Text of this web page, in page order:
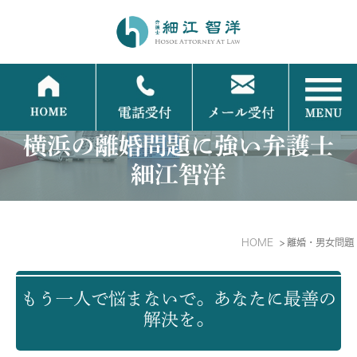
横浜の離婚問題に強い弁護士
細江智洋
HOME 離婚・男女問題
もう一人で悩まないで。あなたに最善の
解決を。